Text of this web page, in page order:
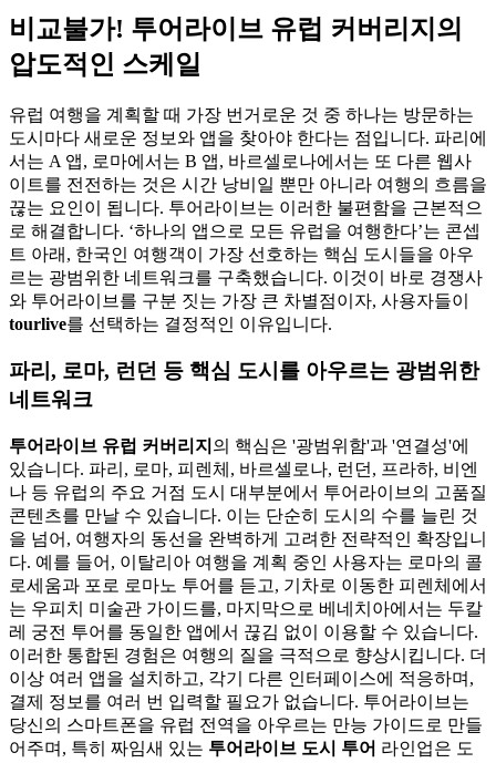
비교불가! 투어라이브 유럽 커버리지의
압도적인 스케일
유럽 여행을 계획할 때 가장 번거로운 것 중 하나는 방문하는
도시마다 새로운 정보와 앱을 찾아야 한다는 점입니다. 파리에
서는 A 앱, 로마에서는 B 앱, 바르셀로나에서는 또 다른 웹사
이트를 전전하는 것은 시간 낭비일 뿐만 아니라 여행의 흐름을
끊는 요인이 됩니다. 투어라이브는 이러한 불편함을 근본적으
로 해결합니다. ‘하나의 앱으로 모든 유럽을 여행한다’는 콘셉
트 아래, 한국인 여행객이 가장 선호하는 핵심 도시들을 아우
르는 광범위한 네트워크를 구축했습니다. 이것이 바로 경쟁사
와 투어라이브를 구분 짓는 가장 큰 차별점이자, 사용자들이
tourlive를 선택하는 결정적인 이유입니다.
파리, 로마, 런던 등 핵심 도시를 아우르는 광범위한
네트워크
투어라이브 유럽 커버리지 의 핵심은 '광범위함'과 '연결성'에
있습니다. 파리, 로마, 피렌체, 바르셀로나, 런던, 프라하, 비엔
나 등 유럽의 주요 거점 도시 대부분에서 투어라이브의 고품질
콘텐츠를 만날 수 있습니다. 이는 단순히 도시의 수를 늘린 것
을 넘어, 여행자의 동선을 완벽하게 고려한 전략적인 확장입니
다. 예를 들어, 이탈리아 여행을 계획 중인 사용자는 로마의 콜
로세움과 포로 로마노 투어를 듣고, 기차로 이동한 피렌체에서
는 우피치 미술관 가이드를, 마지막으로 베네치아에서는 두칼
레 궁전 투어를 동일한 앱에서 끊김 없이 이용할 수 있습니다.
이러한 통합된 경험은 여행의 질을 극적으로 향상시킵니다. 더
이상 여러 앱을 설치하고, 각기 다른 인터페이스에 적응하며,
결제 정보를 여러 번 입력할 필요가 없습니다. 투어라이브는
당신의 스마트폰을 유럽 전역을 아우르는 만능 가이드로 만들
어주며, 특히 짜임새 있는 투어라이브 도시 투어 라인업은 도